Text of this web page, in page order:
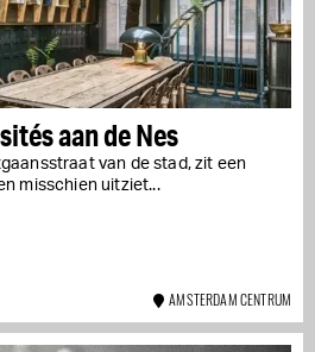
aan de Nes
van de stad, zit een
misschien uitziet...
AMSTERDAM CENTRUM